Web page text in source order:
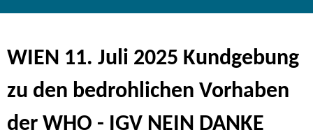
WIEN 11. Juli 2025 Kundgebung
zu den bedrohlichen Vorhaben
der WHO - IGV NEIN DANKE